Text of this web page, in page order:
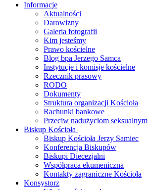
Informacje
Aktualności
Darowizny
Galeria fotografii
Kim jesteśmy
Prawo kościelne
Blog bpa Jerzego Samca
Instytucje i komisje kościelne
Rzecznik prasowy
RODO
Dokumenty
Struktura organizacji Kościoła
Rachunki bankowe
Przeciw nadużyciom seksualnym
Biskup Kościoła
Biskup Kościoła Jerzy Samiec
Konferencja Biskupów
Biskupi Diecezjalni
Współpraca ekumeniczna
Kontakty zagraniczne Kościoła
Konsystorz